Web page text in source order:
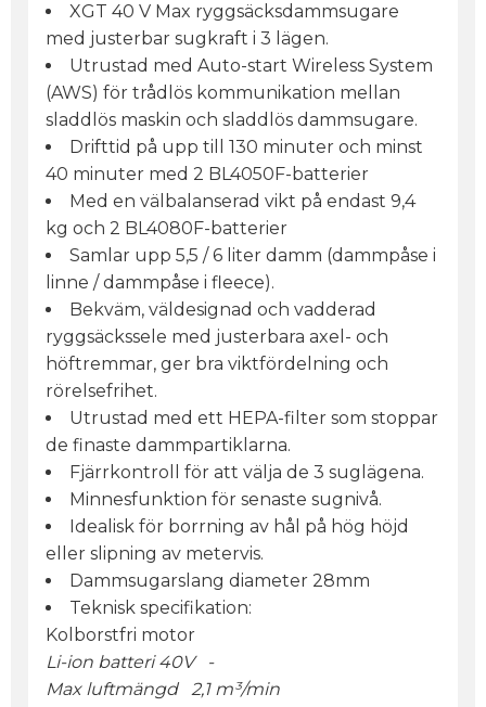
XGT 40 V Max ryggsäcksdammsugare
med justerbar sugkraft i 3 lägen.
Utrustad med Auto-start Wireless System
(AWS) för trådlös kommunikation mellan
sladdlös maskin och sladdlös dammsugare.
Drifttid på upp till 130 minuter och minst
40 minuter med 2 BL4050F-batterier
Med en välbalanserad vikt på endast 9,4
kg och 2 BL4080F-batterier
Samlar upp 5,5 / 6 liter damm (dammpåse i
linne / dammpåse i fleece).
Bekväm, väldesignad och vadderad
ryggsäckssele med justerbara axel- och
höftremmar, ger bra viktfördelning och
rörelsefrihet.
Utrustad med ett HEPA-filter som stoppar
de finaste dammpartiklarna.
Fjärrkontroll för att välja de 3 suglägena.
Minnesfunktion för senaste sugnivå.
Idealisk för borrning av hål på hög höjd
eller slipning av metervis.
Dammsugarslang diameter 28mm
Teknisk specifikation:
Kolborstfri motor
Li-ion batteri 40V -
Max luftmängd 2,1 m³/min